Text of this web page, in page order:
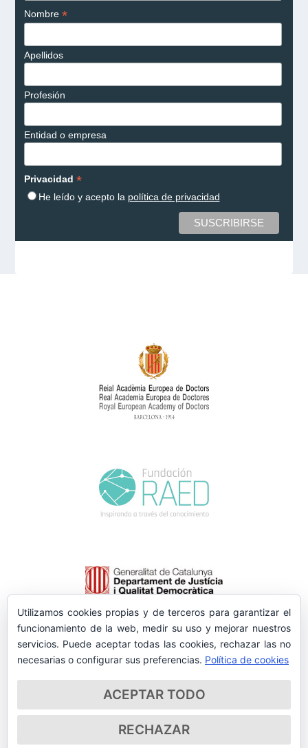
Nombre *
Apellidos
Profesión
Entidad o empresa
Privacidad *
He leído y acepto la política de privacidad
Utilizamos cookies propias y de terceros para garantizar el
funcionamiento de la web, medir su uso y mejorar nuestros
servicios. Puede aceptar todas las cookies, rechazar las no
necesarias o configurar sus preferencias. Política de cookies
ACEPTAR TODO
RECHAZAR